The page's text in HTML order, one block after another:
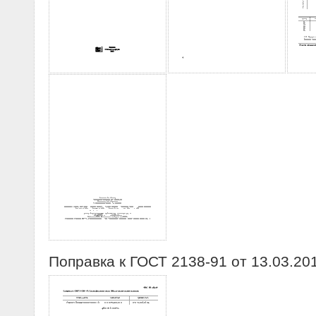
Поправка к ГОСТ 2138-91 от